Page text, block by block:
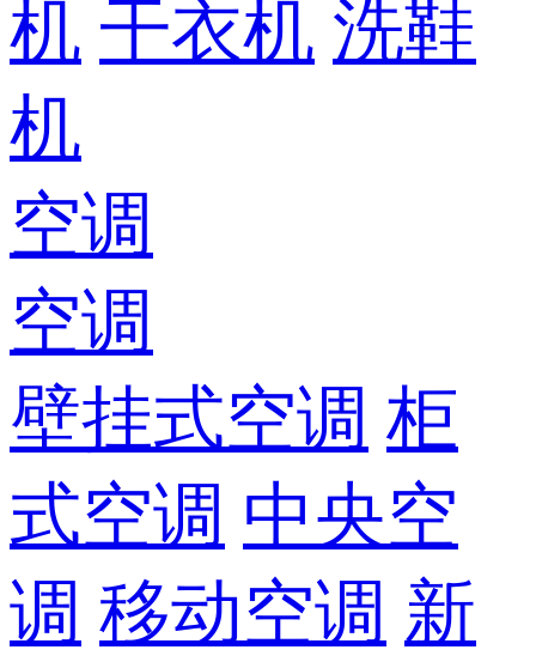
机 干衣机 洗鞋
机
空调
空调
壁挂式空调 柜
式空调 中央空
调 移动空调 新